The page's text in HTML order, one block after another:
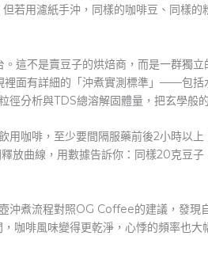
用濾紙手沖，同樣的咖啡豆、同樣的
這不是賣豆子的烘焙商，而是一群獨
裡面有詳細的「沖煮實測標準」——包括
分析與TDS總溶解固體量，把玄學般
咖啡，至少要間隔服藥前後2小時以
放曲線，用數據告訴你：同樣20克豆
沖煮流程對照OG Coffee的建議，發現
咖啡風味變得更乾淨，心悸的頻率也大